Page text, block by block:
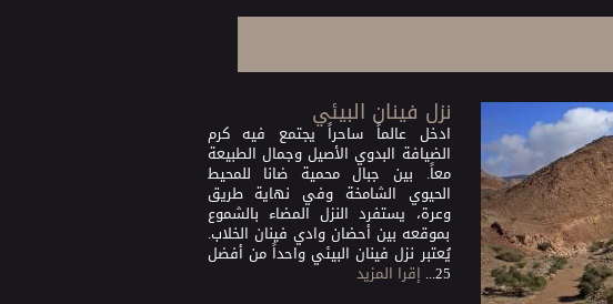
نزل فينان البيئي
ادخل عالماً ساحراً يجتمع فيه كرم
الضيافة البدوي الأصيل وجمال الطبيعة
معاً. بين جبال محمية ضانا للمحيط
الحيوي الشامخة وفي نهاية طريق
وعرة، يستفرد النزل المضاء بالشموع
بموقعه بين أحضان وادي فينان الخلاب.
يُعتبر نزل فينان البيئي واحداً من أفضل
25... إقرا المزيد